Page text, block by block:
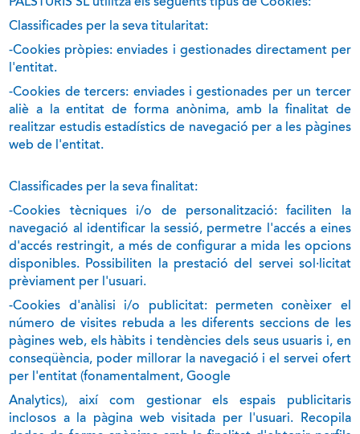
Classificades per la seva titularitat:
-Cookies pròpies: enviades i gestionades directament per
l'entitat.
-Cookies de tercers: enviades i gestionades per un tercer
aliè a la entitat de forma anònima, amb la finalitat de
realitzar estudis estadístics de navegació per a les pàgines
web de l'entitat.
Classificades per la seva finalitat:
-Cookies tècniques i/o de personalització: faciliten la
navegació al identificar la sessió, permetre l'accés a eines
d'accés restringit, a més de configurar a mida les opcions
disponibles. Possibiliten la prestació del servei sol·licitat
prèviament per l'usuari.
-Cookies d'anàlisi i/o publicitat: permeten conèixer el
número de visites rebuda a les diferents seccions de les
pàgines web, els hàbits i tendències dels seus usuaris i, en
conseqüència, poder millorar la navegació i el servei ofert
per l'entitat (fonamentalment, Google
Analytics), així com gestionar els espais publicitaris
inclosos a la pàgina web visitada per l'usuari. Recopila